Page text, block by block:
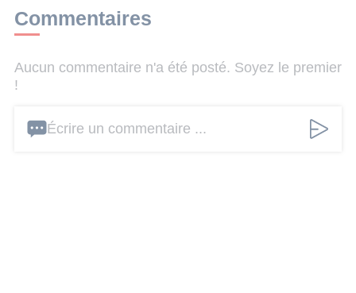
Commentaires
Aucun commentaire n'a été posté. Soyez le premier
!
Écrire un commentaire ...